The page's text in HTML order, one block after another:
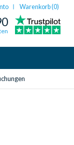
Warenkorb (0)